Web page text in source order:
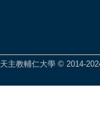
天主教輔仁大學 © 2014-